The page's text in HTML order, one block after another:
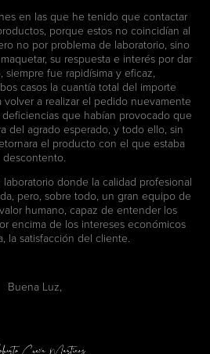
en las que he tenido que contactar
porque estos no coincidían al
no por problema de laboratorio, sino
su respuesta e interés por dar
siempre fue rapidísima y eficaz,
casos la cuantía total del importe
volver a realizar el pedido nuevamente
que habían provocado que
del agrado esperado, y todo ello, sin
el producto con el que estaba
descontento.
laboratorio donde la calidad profesional
pero, sobre todo, un gran equipo de
humano, capaz de entender los
encima de los intereses económicos
la satisfacción del cliente.
Buena Luz,